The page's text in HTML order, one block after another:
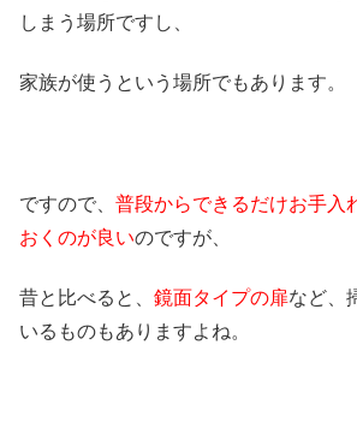
しまう場所ですし、
家族が使うという場所でもあります。
ですので、 普段からできるだけお手入
おくのが良いのですが、
昔と比べると、 鏡面タイプの扉など、
いるものもありますよね。